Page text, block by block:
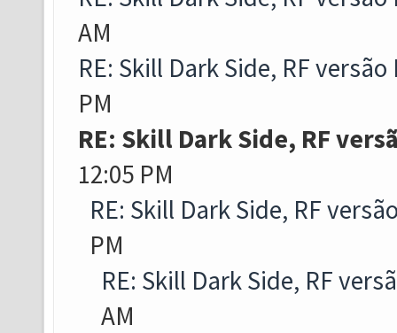
AM
RE: Skill Dark Side, RF versão
PM
RE: Skill Dark Side, RF
12:05 PM
RE: Skill Dark Side, RF
PM
RE: Skill Dark Side, RF
AM